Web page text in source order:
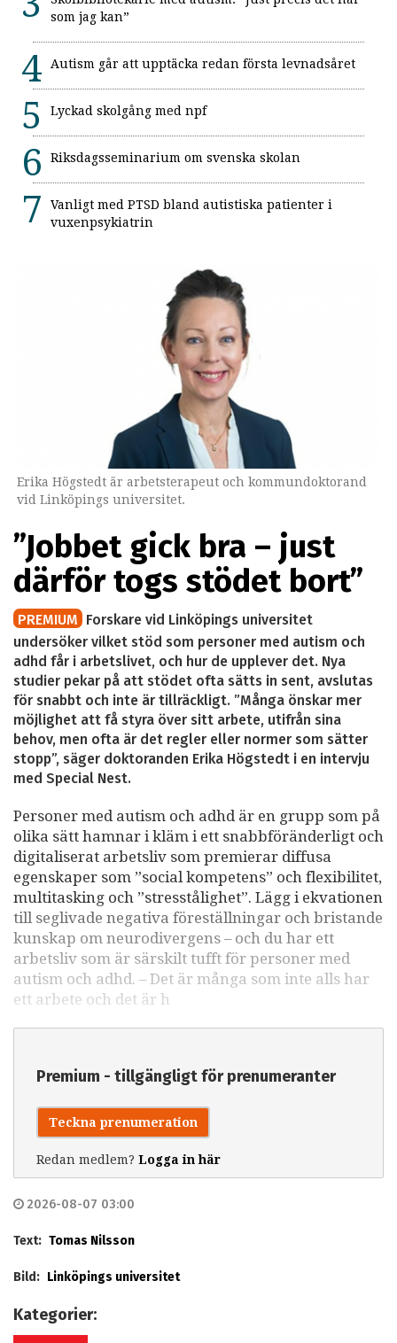
som jag kan”
Autism går att upptäcka redan första levnadsåret
Lyckad skolgång med npf
Riksdagsseminarium om svenska skolan
Vanligt med PTSD bland autistiska patienter i
vuxenpsykiatrin
Erika Högstedt är arbetsterapeut och kommundoktorand
vid Linköpings universitet.
”Jobbet gick bra – just
därför togs stödet bort”
PREMIUM Forskare vid Linköpings universitet
undersöker vilket stöd som personer med autism och
adhd får i arbetslivet, och hur de upplever det. Nya
studier pekar på att stödet ofta sätts in sent, avslutas
för snabbt och inte är tillräckligt. ”Många önskar mer
möjlighet att få styra över sitt arbete, utifrån sina
behov, men ofta är det regler eller normer som sätter
stopp”, säger doktoranden Erika Högstedt i en intervju
med Special Nest.
Personer med autism och adhd är en grupp som på
olika sätt hamnar i kläm i ett snabbföränderligt och
digitaliserat arbetsliv som premierar diffusa
egenskaper som ”social kompetens” och flexibilitet,
multitasking och ”stresstålighet”. Lägg i ekvationen
till seglivade negativa föreställningar och bristande
kunskap om neurodivergens – och du har ett
arbetsliv som är särskilt tufft för personer med
autism och adhd. – Det är många som inte alls har
ett arbete och det är h
Premium - tillgängligt för prenumeranter
Teckna prenumeration
Redan medlem? Logga in här
2026-08-07 03:00
Text: Tomas Nilsson
Bild: Linköpings universitet
Kategorier: